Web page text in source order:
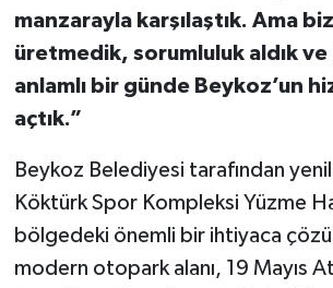
manzarayla karşılaştık. Ama
üretmedik, sorumluluk aldık
anlamlı bir günde Beykoz’un
açtık.”
Beykoz Belediyesi tarafından
Köktürk Spor Kompleksi Yüzme
bölgedeki önemli bir ihtiyaca
modern otopark alanı, 19 Mayıs